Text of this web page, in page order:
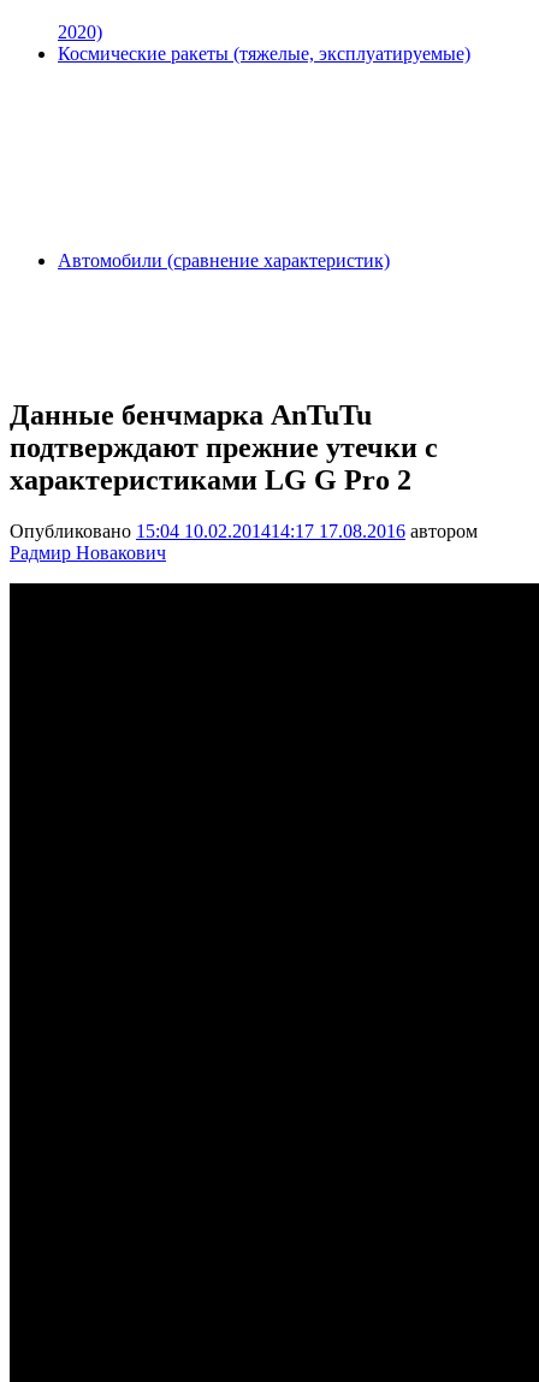
2020)
Космические ракеты (тяжелые, эксплуатируемые)
Автомобили (сравнение характеристик)
Данные бенчмарка AnTuTu
подтверждают прежние утечки с
характеристиками LG G Pro 2
Опубликовано 15:04 10.02.201414:17 17.08.2016 автором
Радмир Новакович